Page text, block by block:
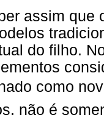
assim que
do filho.
como
não é